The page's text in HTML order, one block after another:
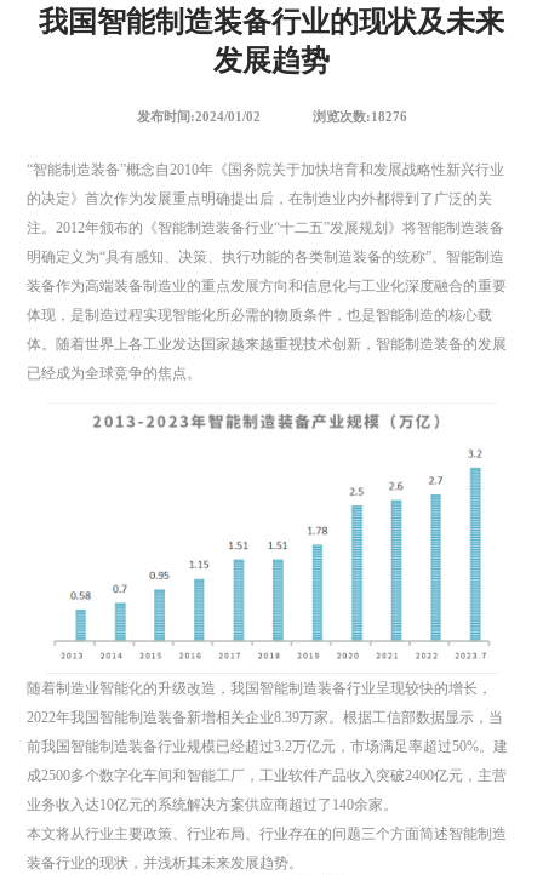
我国智能制造装备行业的现状及未来
发展趋势
发布时间:2024/01/02 浏览次数:18276
​“智能制造装备”概念自2010年《国务院关于加快培育和发展战略性新兴行业
的决定》首次作为发展重点明确提出后，在制造业内外都得到了广泛的关
注。2012年颁布的《智能制造装备行业“十二五”发展规划》将智能制造装备
明确定义为“具有感知、决策、执行功能的各类制造装备的统称”。智能制造
装备作为高端装备制造业的重点发展方向和信息化与工业化深度融合的重要
体现，是制造过程实现智能化所必需的物质条件，也是智能制造的核心载
体。随着世界上各工业发达国家越来越重视技术创新，智能制造装备的发展
已经成为全球竞争的焦点。
随着制造业智能化的升级改造，我国智能制造装备行业呈现较快的增长，
2022年我国智能制造装备新增相关企业8.39万家。根据工信部数据显示，当
前我国智能制造装备行业规模已经超过3.2万亿元，市场满足率超过50%。建
成2500多个数字化车间和智能工厂，工业软件产品收入突破2400亿元，主营
业务收入达10亿元的系统解决方案供应商超过了140余家。
本文将从行业主要政策、行业布局、行业存在的问题三个方面简述智能制造
装备行业的现状，并浅析其未来发展趋势。